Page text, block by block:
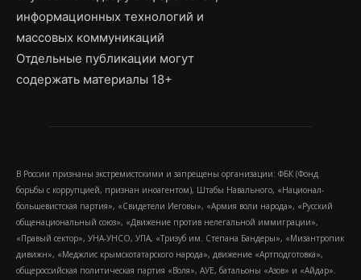
информационных технологий и
массовых коммуникаций
Отдельные публикации могут
содержать материалы 18+
В России признаны экстремистскими и запрещены организации: ФБК (Фонд
борьбы с коррупцией, признан иноагентом), Штабы Навального, «Национал-
большевистская партия», «Свидетели Иеговы», «Армия воли народа», «Русский
общенациональный союз», «Движение против нелегальной иммиграции»,
«Правый сектор», УНА-УНСО, УПА, «Тризуб им. Степана Бандеры», «Мизантропик
дивижн», «Меджлис крымскотатарского народа», движение «Артподготовка»,
общероссийская политическая партия «Воля», АУЕ, батальоны «Азов» и «Айдар».